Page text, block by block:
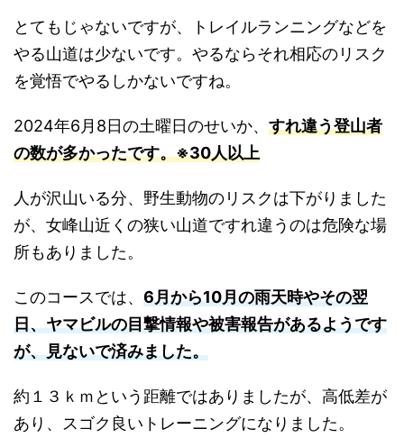
とてもじゃないですが、トレイルランニングなどを
やる山道は少ないです。やるならそれ相応のリスク
を覚悟でやるしかないですね。
2024年6月8日の土曜日のせいか、 すれ違う登山者
の数が多かったです。※30人以上
人が沢山いる分、野生動物のリスクは下がりました
が、女峰山近くの狭い山道ですれ違うのは危険な場
所もありました。
このコースでは、 6月から10月の雨天時やその翌
日、ヤマビルの目撃情報や被害報告があるようです
が、見ないで済みました。
約１３ｋｍという距離ではありましたが、高低差が
あり、スゴク良いトレーニングになりました。